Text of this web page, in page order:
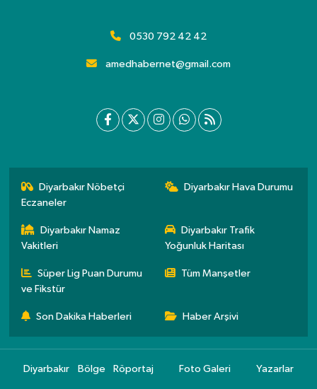
0530 792 42 42
amedhabernet@gmail.com
Diyarbakır Nöbetçi
Eczaneler
Diyarbakır Hava Durumu
Diyarbakır Namaz
Vakitleri
Diyarbakır Trafik
Yoğunluk Haritası
Süper Lig Puan Durumu
ve Fikstür
Tüm Manşetler
Son Dakika Haberleri Haber Arşivi
Diyarbakır Bölge Röportaj Foto Galeri Yazarlar